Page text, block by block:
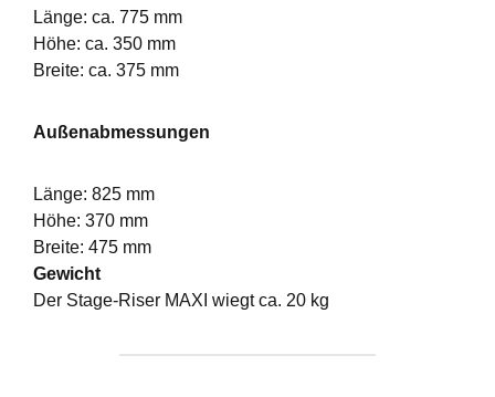
Länge: ca. 775 mm
Höhe: ca. 350 mm
Breite: ca. 375 mm
Außenabmessungen
Länge: 825 mm
Höhe: 370 mm
Breite: 475 mm
Gewicht
Der Stage-Riser MAXI wiegt ca. 20 kg